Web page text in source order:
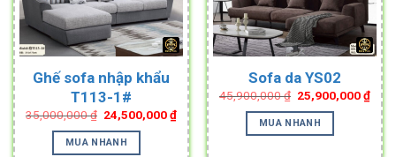
Ghế sofa nhập khẩu
T113-1#
35,000,000₫ Original
price
was:
35,000,000 ₫.
24,500,000₫Current
price
is:
24,500,000 ₫.
MUA NHANH
Sofa da YS02
45,900,000₫ Original
price
was:
45,900,000 ₫.
25,900,000₫
price
is:
MUA NHANH